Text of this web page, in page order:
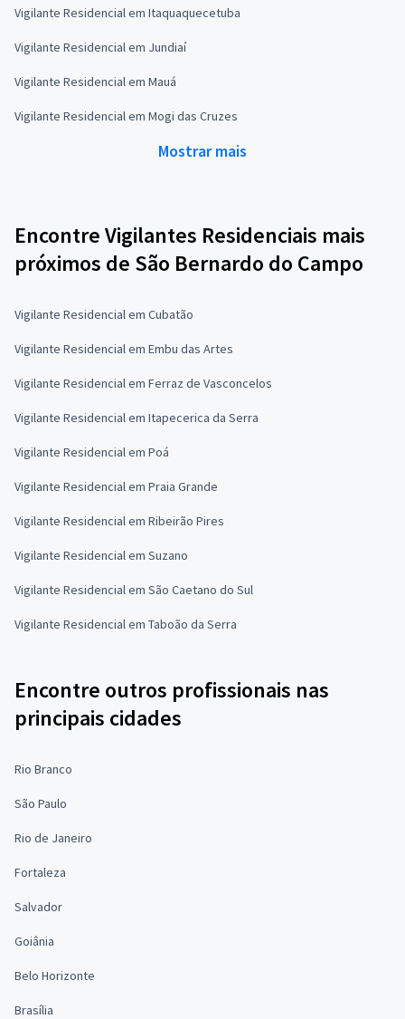
Vigilante Residencial em Itaquaquecetuba
Vigilante Residencial em Jundiaí
Vigilante Residencial em Mauá
Vigilante Residencial em Mogi das Cruzes
Mostrar mais
Encontre Vigilantes Residenciais mais
próximos de São Bernardo do Campo
Vigilante Residencial em Cubatão
Vigilante Residencial em Embu das Artes
Vigilante Residencial em Ferraz de Vasconcelos
Vigilante Residencial em Itapecerica da Serra
Vigilante Residencial em Poá
Vigilante Residencial em Praia Grande
Vigilante Residencial em Ribeirão Pires
Vigilante Residencial em Suzano
Vigilante Residencial em São Caetano do Sul
Vigilante Residencial em Taboão da Serra
Encontre outros profissionais nas
principais cidades
Rio Branco
São Paulo
Rio de Janeiro
Fortaleza
Salvador
Goiânia
Belo Horizonte
Brasília